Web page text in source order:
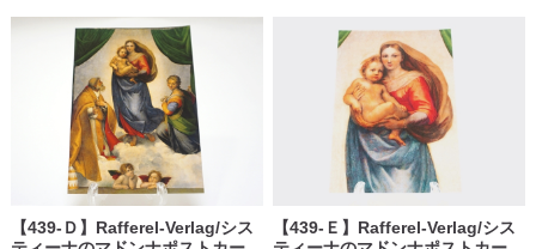
【439-Ｄ】Rafferel-Verlag/シス
【439-Ｅ】Rafferel-Verlag/シス